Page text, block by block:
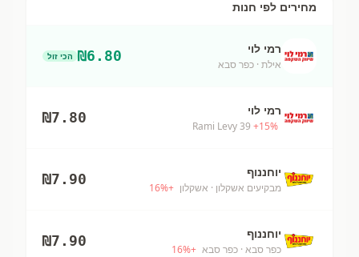
מחירים לפי חנות
רמי לוי
אילת · כפר סבא
₪6.80 הכי זול
רמי לוי
Rami Levy 39 +15%
₪7.80
יוחננוף
מבקיעים אשקלון · אשקלון +
16%
₪7.90
יוחננוף
כפר סבא · כפר סבא +
16%
₪7.90